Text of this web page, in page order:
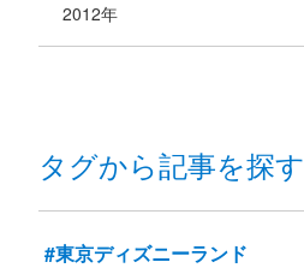
2012年
タグから記事を探す
#東京ディズニーランド